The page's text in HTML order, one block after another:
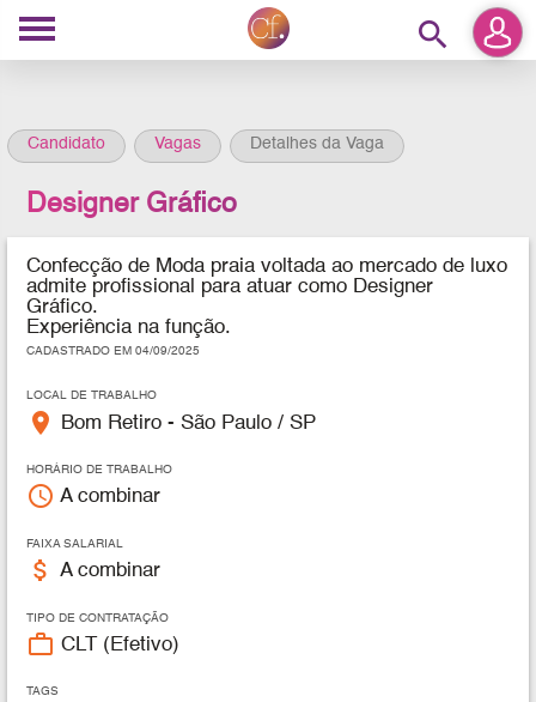
search
Candidato Vagas Detalhes da Vaga
Designer Gráfico
Confecção de Moda praia voltada ao mercado de luxo
admite profissional para atuar como Designer
Gráfico.
Experiência na função.
CADASTRADO EM 04/09/2025
LOCAL DE TRABALHO
place Bom Retiro - São Paulo / SP
HORÁRIO DE TRABALHO
access_time A combinar
FAIXA SALARIAL
attach_money A combinar
TIPO DE CONTRATAÇÃO
work_outline CLT (Efetivo)
TAGS